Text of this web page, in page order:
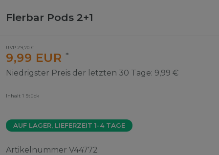
Flerbar Pods 2+1
UVP 29,70 €
9,99 EUR *
Niedrigster Preis der letzten 30 Tage: 9,99 €
Inhalt 1 Stück
AUF LAGER, LIEFERZEIT 1-4 TAGE
Artikelnummer V44772